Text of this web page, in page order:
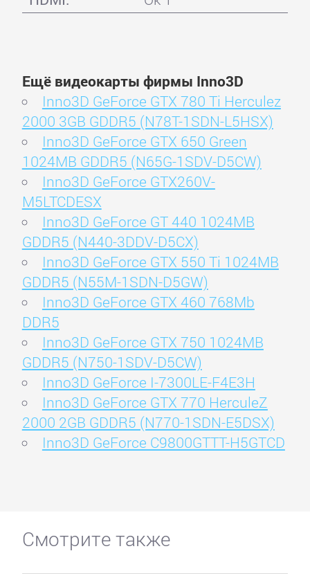
Ещё видеокарты фирмы Inno3D
Inno3D GeForce GTX 780 Ti Herculez
2000 3GB GDDR5 (N78T-1SDN-L5HSX)
Inno3D GeForce GTX 650 Green
1024MB GDDR5 (N65G-1SDV-D5CW)
Inno3D GeForce GTX260V-
M5LTCDESX
Inno3D GeForce GT 440 1024MB
GDDR5 (N440-3DDV-D5CX)
Inno3D GeForce GTX 550 Ti 1024MB
GDDR5 (N55M-1SDN-D5GW)
Inno3D GeForce GTX 460 768Mb
DDR5
Inno3D GeForce GTX 750 1024MB
GDDR5 (N750-1SDV-D5CW)
Inno3D GeForce I-7300LE-F4E3H
Inno3D GeForce GTX 770 HerculeZ
2000 2GB GDDR5 (N770-1SDN-E5DSX)
Inno3D GeForce C9800GTTT-H5GTCD
Смотрите также